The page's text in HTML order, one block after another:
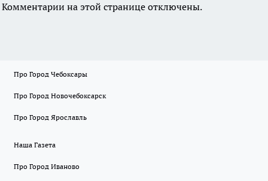
Комментарии на этой странице отключены.
Про Город Чебоксары
Про Город Новочебоксарск
Про Город Ярославль
Наша Газета
Про Город Иваново